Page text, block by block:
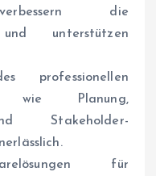
die
und unterstützen
professionellen
wie Planung,
Stakeholder-
für